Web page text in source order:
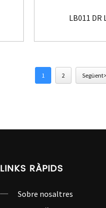
LB011 DR
1 2 Següent>
LINKS RÀPIDS
Sobre nosaltres